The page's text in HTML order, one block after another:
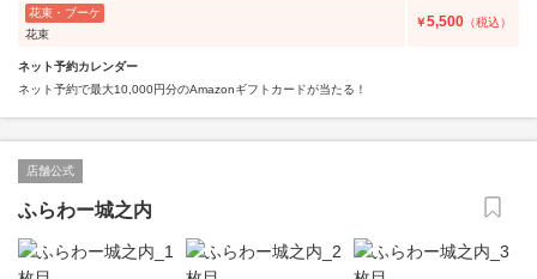
花束・ブーケ
花束
￥5,500 （税込）
ネット予約カレンダー
ネット予約で最大10,000円分のAmazonギフトカードが当たる！
店舗公式
ふらわー城之内